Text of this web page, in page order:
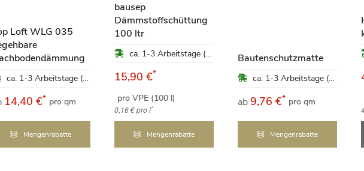
Loft WLG 035
ca. 1-3 Arbeitstage (Mo-Fr)
14,40 €* pro qm
Mengenrabatte
bausep
Dämmstoffschüttung
100 ltr
ca. 1-3 Arbeitstage (Mo-Fr)
15,90 €*
pro VPE (100 l)
0,16 €pro l*
Mengenrabatte
Bautenschutzmatte
ca. 1-3 Arbeitstage (Mo-Fr)
ab9,76 €* pro qm
Mengenrabatte